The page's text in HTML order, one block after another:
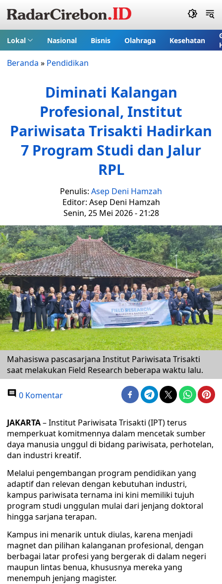
Lokal Nasional Bisnis Olahraga Kesehatan
Beranda » Pendidikan
Diminati Kalangan
Profesional, Institut
Pariwisata Trisakti Hadirkan
7 Program Studi dan Jalur
RPL
Penulis: Asep Deni Hamzah
Editor: Asep Deni Hamzah
Senin, 25 Mei 2026 - 21:28
Mahasiswa pascasarjana Institut Pariwisata Trisakti
saat melakukan Field Research beberapa waktu lalu.
0 Komentar
JAKARTA– Institut Pariwisata Trisakti (IPT) terus
memperkuat komitmennya dalam mencetak sumber
daya manusia unggul di bidang pariwisata, perhotelan,
dan industri kreatif.
Melalui pengembangan program pendidikan yang
adaptif dan relevan dengan kebutuhan industri,
kampus pariwisata ternama ini kini memiliki tujuh
program studi unggulan mulai dari jenjang doktoral
hingga sarjana terapan.
Kampus ini menarik untuk diulas, karena menjadi
magnet dan pilihan kalanganan profesional, dengan
berbagai latar profesi yang bergerak di dalam negeri
maupun lintas benua, khususnya mereka yang
menempuh jenjang magister.